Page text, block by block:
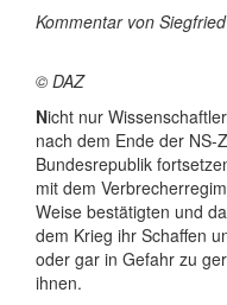
Kommentar von
© DAZ
Nicht nur
nach dem Ende der NS-
Bundesrepublik
mit dem
Weise bestätigten und
dem Krieg ihr Schaffen
oder gar in Gefahr zu
ihnen.